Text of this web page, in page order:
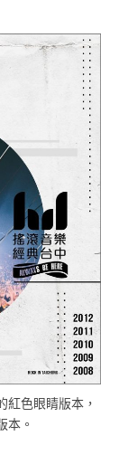
紅色眼睛版本，
本。